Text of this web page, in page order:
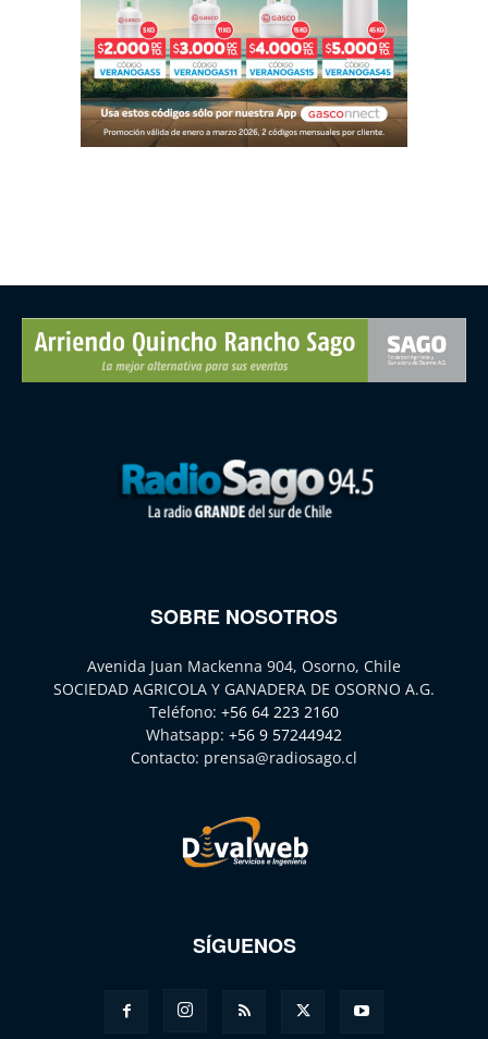
SOBRE NOSOTROS
Avenida Juan Mackenna 904, Osorno, Chile
SOCIEDAD AGRICOLA Y GANADERA DE OSORNO A.G.
Teléfono: +56 64 223 2160
Whatsapp: +56 9 57244942
Contacto: prensa@radiosago.cl
SÍGUENOS